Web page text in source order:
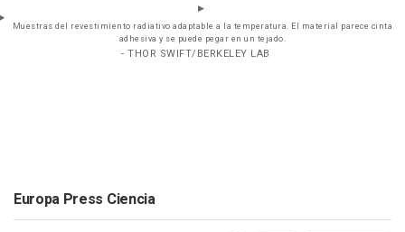
Muestras del revestimiento radiativo adaptable a la temperatura. El material parece cinta
adhesiva y se puede pegar en un tejado.
- THOR SWIFT/BERKELEY LAB
Europa Press Ciencia